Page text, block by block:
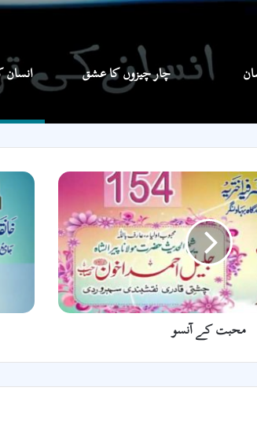
چار چیزوں کا عشق
محبت کے آنسو
نیکیوںپر